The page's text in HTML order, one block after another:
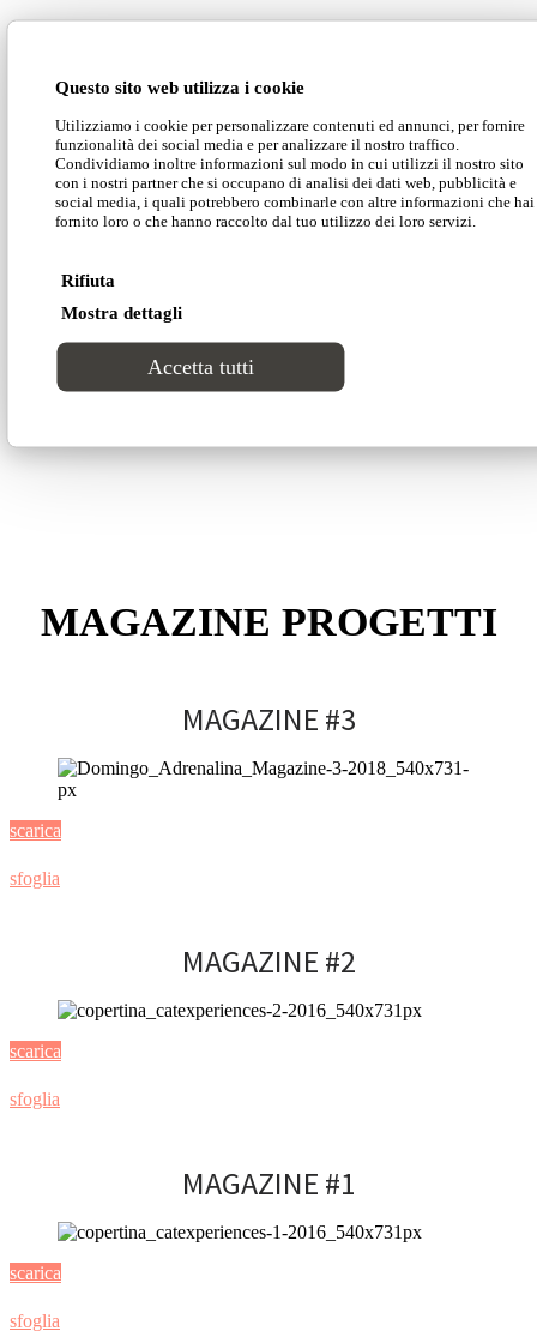
Questo sito web utilizza i cookie
Utilizziamo i cookie per personalizzare contenuti ed annunci, per fornire
funzionalità dei social media e per analizzare il nostro traffico.
Condividiamo inoltre informazioni sul modo in cui utilizzi il nostro sito
con i nostri partner che si occupano di analisi dei dati web, pubblicità e
social media, i quali potrebbero combinarle con altre informazioni che hai
fornito loro o che hanno raccolto dal tuo utilizzo dei loro servizi.
Rifiuta
Mostra dettagli
Accetta tutti
scarica
sfoglia
scarica
MAGAZINE PROGETTI
MAGAZINE #3
scarica
sfoglia
MAGAZINE #2
scarica
sfoglia
MAGAZINE #1
scarica
sfoglia